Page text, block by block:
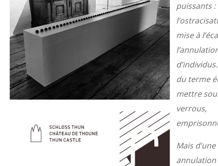
puissants :
mise à
du terme
mettre
verrous,
Mais d’une
annulation